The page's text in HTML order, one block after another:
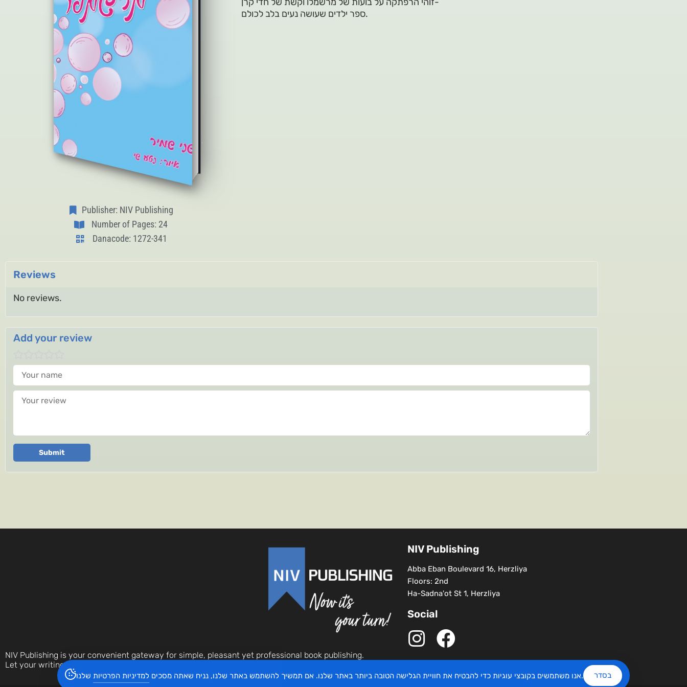
Publisher: NIV Publishing
Number of Pages: 24
Danacode: 1272-341
ספר ילדים שעושה נעים בלב לכולם.
Reviews
No reviews.
Add your review
Your name
Your review
Submit
NIV Publishing is your convenient gateway for simple, pleasant yet professional book publishing.
Let your writings be discovered by the world today.
NIV Publishing
Abba Eban Boulevard 16, Herzliya
Floors: 2nd
Ha-Sadna'ot St 1, Herzliya
Social
אנו משתמשים בקובצי עוגיות כדי להבטיח את חוויית הגלישה הטובה ביותר באתר שלנו. אם תמשיך להשתמש באתר שלנו, נניח שאתה מסכים למדיניות הפרטיות שלנו. בסדר